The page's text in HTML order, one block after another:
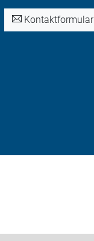
Kontaktformular